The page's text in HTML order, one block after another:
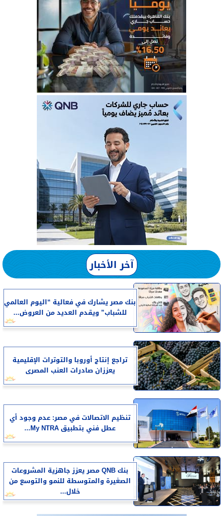
آخر الأخبار
بنك مصر يشارك في فعالية “اليوم العالمي
للشباب” ويقدم العديد من العروض...
تراجع إنتاج أوروبا والتوترات الإقليمية
يعززان صادرات العنب المصرى
تنظيم الاتصالات في مصر: عدم وجود أي
عطل فني بتطبيق My NTRA...
بنك QNB مصر يعزز جاهزية المشروعات
الصغيرة والمتوسطة للنمو والتوسع من
خلال...